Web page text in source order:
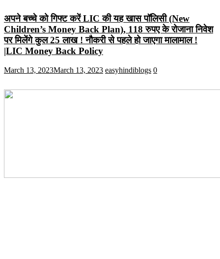
अपने बच्चे को गिफ्ट करें LIC की यह खास पॉलिसी (New
Children’s Money Back Plan), 118 रुपए के रोजाना निवेश
पर मिलेंगे कुल 25 लाख ! नौकरी से पहले हो जाएगा मालामाल !
|LIC Money Back Policy
March 13, 2023March 13, 2023 easyhindiblogs 0